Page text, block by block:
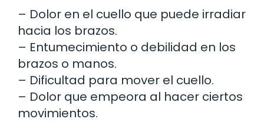
– Dolor en el cuello que puede irradiar
hacia los brazos.
– Entumecimiento o debilidad en los
brazos o manos.
– Dificultad para mover el cuello.
– Dolor que empeora al hacer ciertos
movimientos.